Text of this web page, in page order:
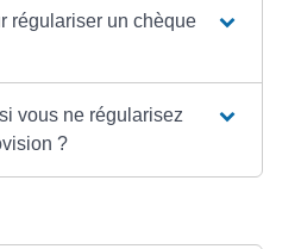
régulariser un chèque
vous ne régularisez
?